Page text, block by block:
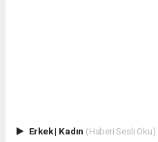
Erkek| Kadın (Haberi Sesli Oku)